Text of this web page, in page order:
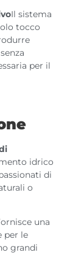
Il sistema
tocco
per il
idrico
di
o
una
per le
grandi